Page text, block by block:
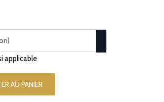
applicable
AU PANIER